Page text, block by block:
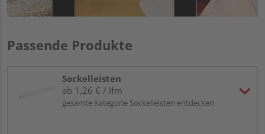
Passende Produkte
Sockelleisten
ab 1,26 € / lfm
gesamte Kategorie Sockelleisten entdecken